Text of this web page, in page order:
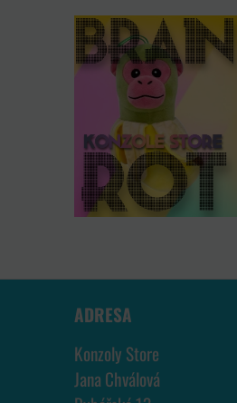
ADRESA
Konzoly Store
Jana Chválová